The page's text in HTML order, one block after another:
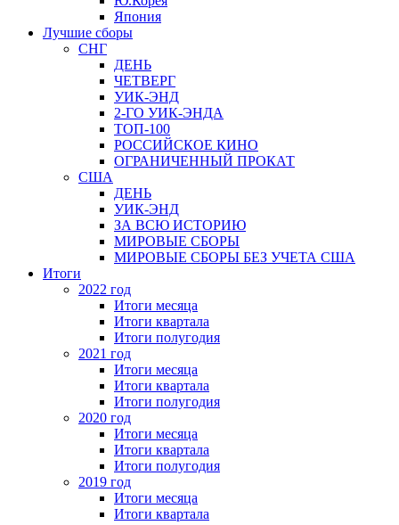
Япония
Лучшие сборы
СНГ
ДЕНЬ
ЧЕТВЕРГ
УИК-ЭНД
2-ГО УИК-ЭНДА
ТОП-100
РОССИЙСКОЕ КИНО
ОГРАНИЧЕННЫЙ ПРОКАТ
США
ДЕНЬ
УИК-ЭНД
ЗА ВСЮ ИСТОРИЮ
МИРОВЫЕ СБОРЫ
МИРОВЫЕ СБОРЫ БЕЗ УЧЕТА США
Итоги
2022 год
Итоги месяца
Итоги квартала
Итоги полугодия
2021 год
Итоги месяца
Итоги квартала
Итоги полугодия
2020 год
Итоги месяца
Итоги квартала
Итоги полугодия
2019 год
Итоги месяца
Итоги квартала